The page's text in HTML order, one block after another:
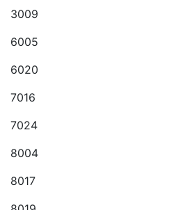
3009
6005
6020
7016
7024
8004
8017